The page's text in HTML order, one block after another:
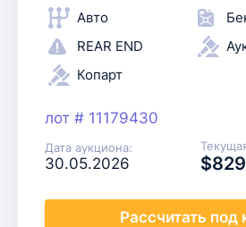
Авто
REAR END
Копарт
лот # 11179430
Дата аукциона:
30.05.2026
Рассчитать под